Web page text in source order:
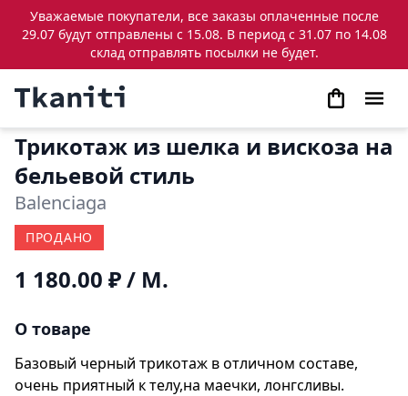
Уважаемые покупатели, все заказы оплаченные после
29.07 будут отправлены с 15.08. В период с 31.07 по 14.08
склад отправлять посылки не будет.
Трикотаж из шелка и вискоза на
бельевой стиль
Balenciaga
ПРОДАНО
1 180.00 ₽/ М.
О товаре
Базовый черный трикотаж в отличном составе,
очень приятный к телу,на маечки, лонгсливы.